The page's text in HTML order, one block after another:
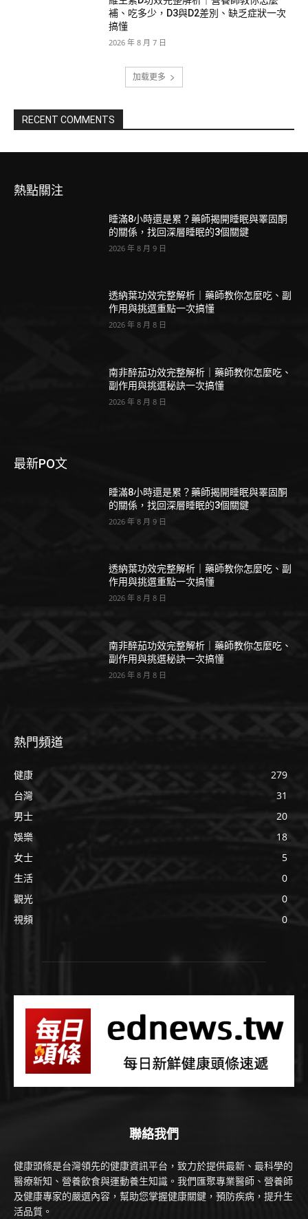
補、吃多少，D3與D2差別、缺乏症狀一次
搞懂
2026 年 8 月 7 日
加载更多
RECENT COMMENTS
熱點關注
睡滿8小時還是累？藥師揭開睡眠與睪固酮
的關係，找回深層睡眠的3個關鍵
2026 年 8 月 9 日
透納葉功效完整解析｜藥師教你怎麼吃、副
作用與挑選重點一次搞懂
2026 年 8 月 8 日
南非醉茄功效完整解析｜藥師教你怎麼吃、
副作用與挑選秘訣一次搞懂
2026 年 8 月 8 日
最新PO文
睡滿8小時還是累？藥師揭開睡眠與睪固酮
的關係，找回深層睡眠的3個關鍵
2026 年 8 月 9 日
透納葉功效完整解析｜藥師教你怎麼吃、副
作用與挑選重點一次搞懂
2026 年 8 月 8 日
南非醉茄功效完整解析｜藥師教你怎麼吃、
副作用與挑選秘訣一次搞懂
2026 年 8 月 8 日
熱門頻道
健康
279
台灣
31
男士
20
娛樂
18
女士
5
生活
0
觀光
0
視頻
0
聯絡我們
健康頭條是台灣領先的健康資訊平台，致力於提供最新、最科學的
醫療新知、營養飲食與運動養生知識。我們匯聚專業醫師、營養師
及健康專家的嚴選內容，幫助您掌握健康關鍵，預防疾病，提升生
活品質。